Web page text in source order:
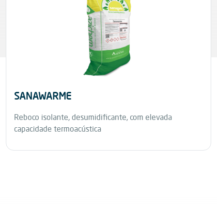
SANAWARME
Reboco isolante, desumidificante, com elevada
capacidade termoacústica